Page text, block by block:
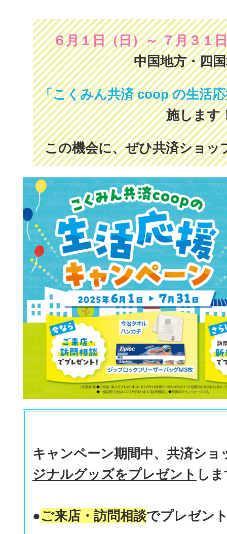
６月１日（日）～ ７月３１
中国地方・四
「こくみん共済 coop の生活
施します
この機会に、ぜひ共済ショッ
キャンペーン期間中、共済ショ
ジナルグッズをプレゼント し
●ご来店・訪問相談でプレゼン